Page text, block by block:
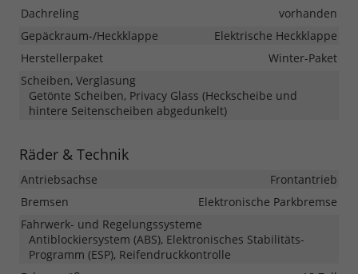
Dachreling
vorhanden
Gepäckraum-/Heckklappe
Elektrische Heckklappe
Herstellerpaket
Winter-Paket
Scheiben, Verglasung
Getönte Scheiben, Privacy Glass (Heckscheibe und
hintere Seitenscheiben abgedunkelt)
Räder & Technik
Antriebsachse
Frontantrieb
Bremsen
Elektronische Parkbremse
Fahrwerk- und Regelungssysteme
Antiblockiersystem (ABS), Elektronisches Stabilitäts-
Programm (ESP), Reifendruckkontrolle